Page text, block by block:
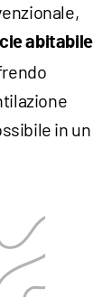
abitabile
in un